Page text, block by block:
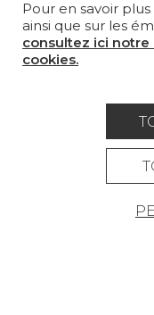
SUR-MESURE
MAGAZINE
OÙ NOUS
Pour en savoir
ainsi que sur les
consultez ici
cookies.